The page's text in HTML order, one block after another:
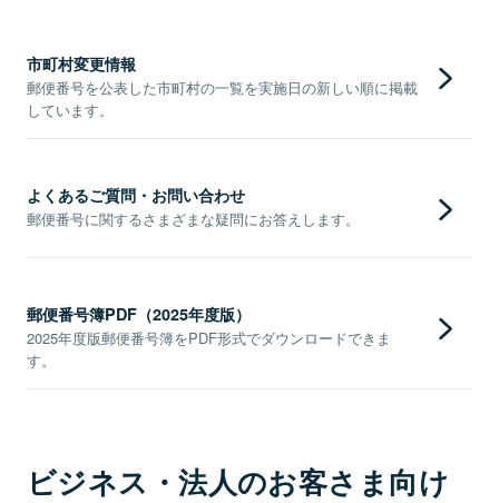
市町村変更情報
郵便番号を公表した市町村の一覧を実施日の新しい順に掲載
しています。
よくあるご質問・お問い合わせ
郵便番号に関するさまざまな疑問にお答えします。
郵便番号簿PDF（2025年度版）
2025年度版郵便番号簿をPDF形式でダウンロードできま
す。
ビジネス・法人のお客さま向け